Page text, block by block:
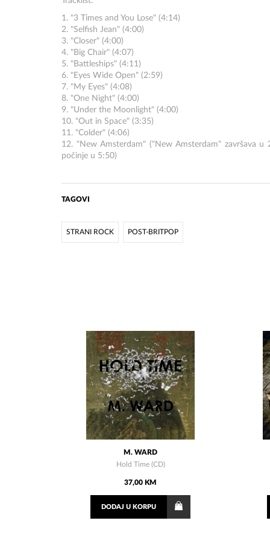
1. "3 Times and You Lose" (4:14)
2. "Selfish Jean" (4:00)
3. "Closer" (4:00)
4. "Big Chair" (4:07)
5. "Battleships" (4:11)
6. "Eyes Wide Open" (2:59)
7. "My Eyes" (4:08)
8. "One Night" (4:00)
9. "Under the Moonlight" (4:00)
10. "Out in Space" (3:35)
11. "Colder" (4:06)
12. "New Amsterdam" ("New Amsterdam" završava u
počinje u 5:50)
TAGOVI
STRANI ROCK POST-BRITPOP
M. WARD
Hold Time (CD)
37,00 KM
DODAJ U KORPU